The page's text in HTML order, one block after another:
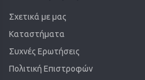
Σχετικά με μας
Καταστήματα
Συχνές Ερωτήσεις
Πολιτική Επιστροφών